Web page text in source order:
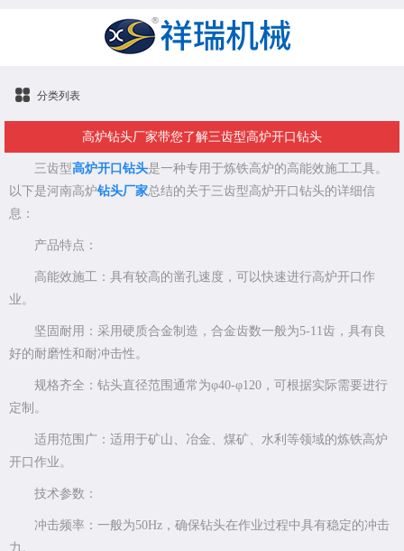
分类列表
高炉钻头厂家带您了解三齿型高炉开口钻头
三齿型高炉开口钻头是一种专用于炼铁高炉的高能效施工工具。
以下是河南高炉钻头厂家总结的关于三齿型高炉开口钻头的详细信
息：
产品特点：
高能效施工：具有较高的凿孔速度，可以快速进行高炉开口作
业。
坚固耐用：采用硬质合金制造，合金齿数一般为5-11齿，具有良
好的耐磨性和耐冲击性。
规格齐全：钻头直径范围通常为φ40-φ120，可根据实际需要进行
定制。
适用范围广：适用于矿山、冶金、煤矿、水利等领域的炼铁高炉
开口作业。
技术参数：
冲击频率：一般为50Hz，确保钻头在作业过程中具有稳定的冲击
力。